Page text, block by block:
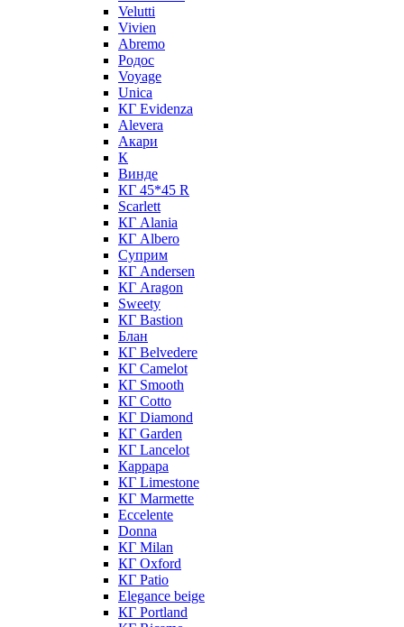
Velutti
Vivien
Abremo
Родос
Voyage
Unica
КГ Evidenza
Alevera
Акари
К
Винде
КГ 45*45 R
Scarlett
КГ Alania
КГ Albero
Суприм
КГ Andersen
КГ Aragon
Sweety
КГ Bastion
Блан
КГ Belvedere
КГ Camelot
КГ Smooth
КГ Cotto
КГ Diamond
КГ Garden
КГ Lancelot
Каррара
КГ Limestone
КГ Marmette
Eccelente
Donna
КГ Milan
КГ Oxford
КГ Patio
Elegance beige
КГ Portland